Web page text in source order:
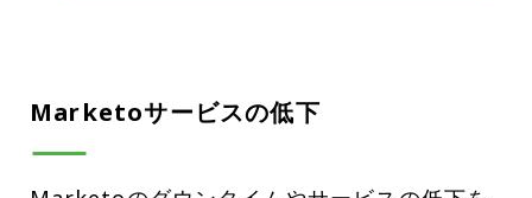
Marketoサービスの低下